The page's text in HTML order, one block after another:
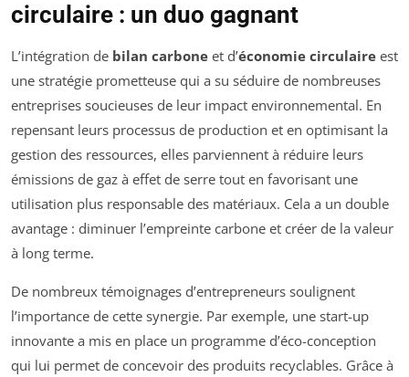
circulaire : un duo gagnant
L’intégration de bilan carbone et d’économie circulaire est
une stratégie prometteuse qui a su séduire de nombreuses
entreprises soucieuses de leur impact environnemental. En
repensant leurs processus de production et en optimisant la
gestion des ressources, elles parviennent à réduire leurs
émissions de gaz à effet de serre tout en favorisant une
utilisation plus responsable des matériaux. Cela a un double
avantage : diminuer l’empreinte carbone et créer de la valeur
à long terme.
De nombreux témoignages d’entrepreneurs soulignent
l’importance de cette synergie. Par exemple, une start-up
innovante a mis en place un programme d’éco-conception
qui lui permet de concevoir des produits recyclables. Grâce à